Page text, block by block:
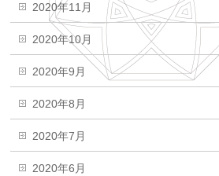
2020年11月
2020年10月
2020年9月
2020年8月
2020年7月
2020年6月